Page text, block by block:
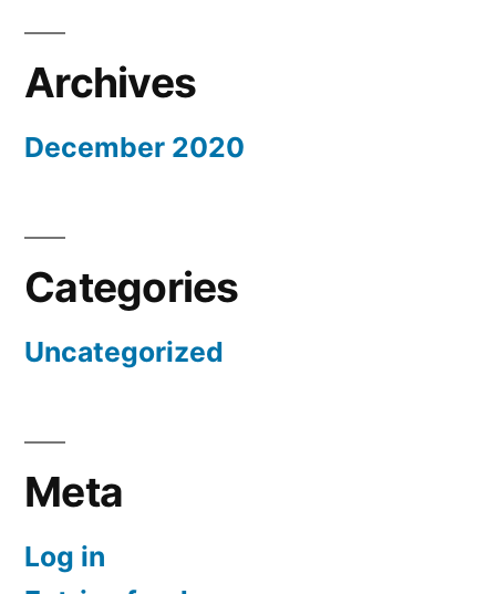
Archives
December 2020
Categories
Uncategorized
Meta
Log in